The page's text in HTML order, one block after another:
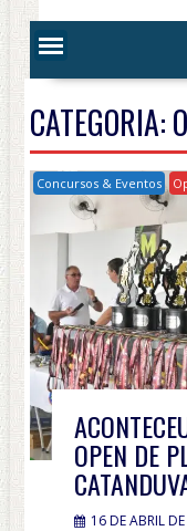
CATEGORIA:
Concursos & Eventos
OPEN DE
16 DE ABRIL